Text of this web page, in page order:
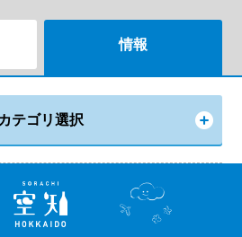
情報
カテゴリ選択